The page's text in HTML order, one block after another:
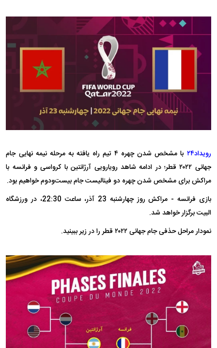
رویداد۲۴
با مشخص شدن چهره ۴ تیم راه یافته به مرحله نیمه نهایی جام
جهانی ۲۰۲۲ قطر؛ در ادامه شاهد رویارویی آرژانتین با کرواسی و فرانسه با
مراکش برای مشخص شدن چهره دو فینالیست جام بیست‌ودوم خواهیم بود.
بازی فرانسه - مراکش روز چهارشنبه 23 آذر، ساعت 22:30، در ورزشگاه
البیت برگزار خواهد شد.
نمودار مراحل حذفی جام جهانی ۲۰۲۲ قطر را در زیر ببینید.